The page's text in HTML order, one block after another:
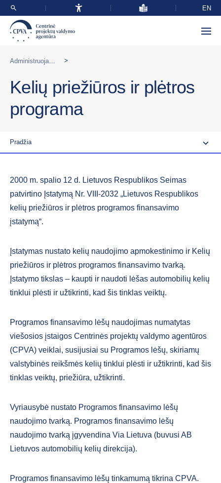
EN
>
Kelių priežiūros ir plėtros
programa
Pradžia
2000 m. spalio 12 d. Lietuvos Respublikos Seimas
patvirtino Įstatymą Nr. VIII-2032 „Lietuvos Respublikos
kelių priežiūros ir plėtros programos finansavimo
įstatymą“.
Įstatymas nustato kelių naudojimo apmokestinimo ir Kelių
priežiūros ir plėtros programos finansavimo tvarką.
Įstatymo tikslas – kaupti ir naudoti lėšas automobilių kelių
tinklui plėsti ir užtikrinti, kad šis tinklas veiktų.
Programos finansavimo lėšų naudojimas numatytas
viešosios įstaigos Centrinės projektų valdymo agentūros
(CPVA) veiklai, susijusiai su Programos lėšų, skiriamų
valstybinės reikšmės kelių tinklui plėsti ir užtikrinti, kad šis
tinklas veiktų, priežiūra, užtikrinti.
Vyriausybė nustato Programos finansavimo lėšų
naudojimo tvarką. Programos finansavimo lėšų
naudojimo tvarką įgyvendina Via Lietuva (buvusi AB
Lietuvos automobilių kelių direkcija).
Programos finansavimo lėšų tinkamumą tikrina CPVA.